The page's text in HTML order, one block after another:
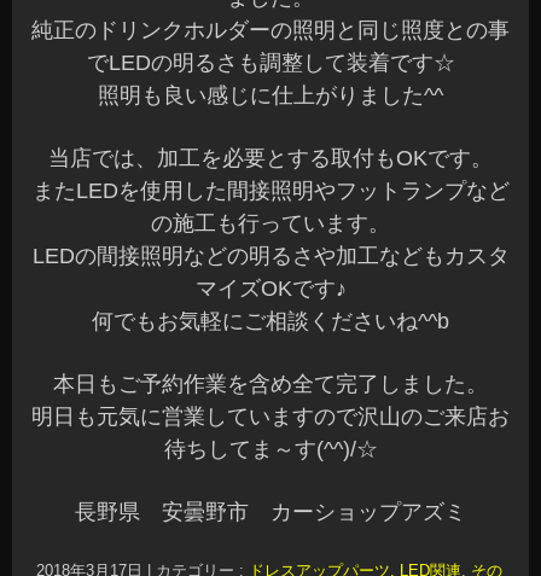
純正のドリンクホルダーの照明と同じ照度との事
でLEDの明るさも調整して装着です☆
照明も良い感じに仕上がりました^^
当店では、加工を必要とする取付もOKです。
またLEDを使用した間接照明やフットランプなど
の施工も行っています。
LEDの間接照明などの明るさや加工などもカスタ
マイズOKです♪
何でもお気軽にご相談くださいね^^b
本日もご予約作業を含め全て完了しました。
明日も元気に営業していますので沢山のご来店お
待ちしてま～す(^^)/☆
長野県 安曇野市 カーショップアズミ
2018年3月17日 カテゴリー : ドレスアップパーツ, LED関連, その